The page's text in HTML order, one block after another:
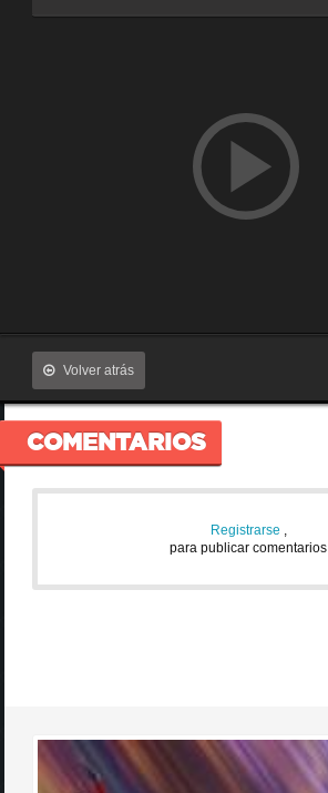
Volver atrás
COMENTARIOS
Registrarse ,
para publicar comentarios